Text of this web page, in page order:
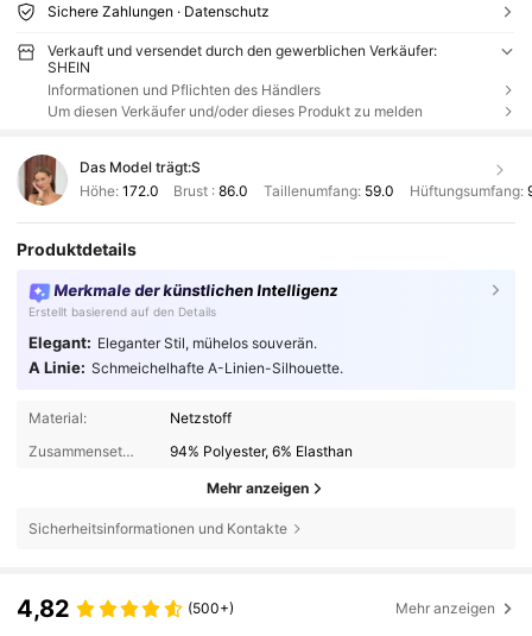
Sichere Zahlungen · Datenschutz
Verkauft und versendet durch den gewerblichen Verkäufer:
SHEIN
Informationen und Pflichten des Händlers
Um diesen Verkäufer und/oder dieses Produkt zu melden
Das Model trägt:S
Höhe: 172.0 Brust :86.0 Taillenumfang: 59.0 Hüftungsumfang:
Produktdetails
Merkmale der künstlichen Intelligenz
Erstellt basierend auf den Details
Elegant: Eleganter Stil, mühelos souverän.
A Linie: Schmeichelhafte A-Linien-Silhouette.
Material:
Netzstoff
Zusammensetzung:
94% Polyester, 6% Elasthan
Mehr anzeigen
Sicherheitsinformationen und Kontakte
4,82 (500+) Mehr anzeigen